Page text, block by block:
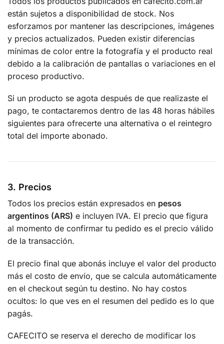
están sujetos a disponibilidad de stock. Nos
esforzamos por mantener las descripciones, imágenes
y precios actualizados. Pueden existir diferencias
mínimas de color entre la fotografía y el producto real
debido a la calibración de pantallas o variaciones en el
proceso productivo.
Si un producto se agota después de que realizaste el
pago, te contactaremos dentro de las 48 horas hábiles
siguientes para ofrecerte una alternativa o el reintegro
total del importe abonado.
3. Precios
Todos los precios están expresados en pesos
argentinos (ARS) e incluyen IVA. El precio que figura
al momento de confirmar tu pedido es el precio válido
de la transacción.
El precio final que abonás incluye el valor del producto
más el costo de envío, que se calcula automáticamente
en el checkout según tu destino. No hay costos
ocultos: lo que ves en el resumen del pedido es lo que
pagás.
CAFECITO se reserva el derecho de modificar los